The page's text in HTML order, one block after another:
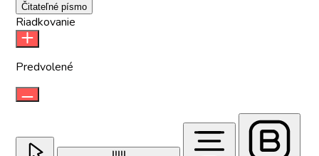
Čitateľné písmo
Riadkovanie
Predvolené